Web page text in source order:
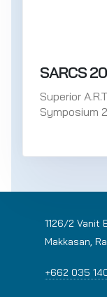
SARCS
Superior
Symposium
1126/2 Vanit
Makkasan,
+662 035